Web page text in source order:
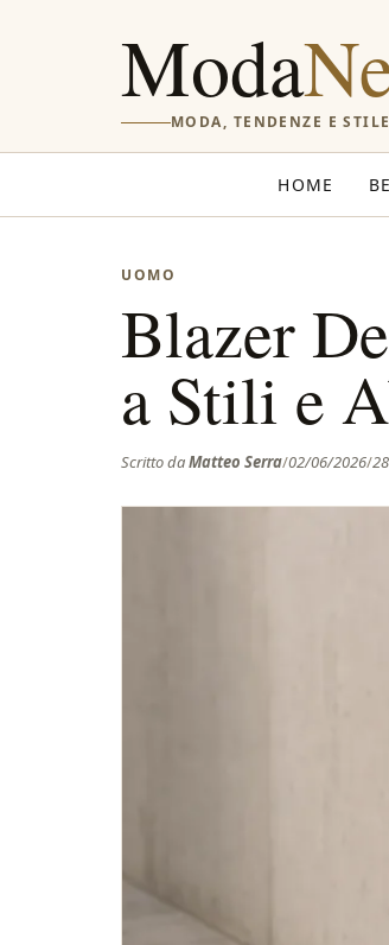
Moda
MODA, TENDENZE E
HOME
UOMO
Blazer
a Stili e
Scritto daMatteo Serra/02/06/2026/